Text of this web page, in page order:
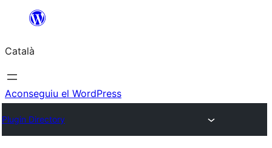
contingut
Català
Aconseguiu el WordPress
Plugin Directory